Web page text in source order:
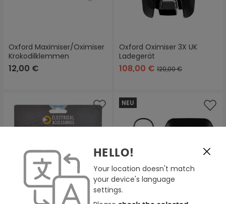
Oxford Maximiser/Oximiser
Krokodilklemmen
12,00 €
Oxford Oximiser 3X UK
Ladegerät
108,00 € 120,00 €
NEU
HELLO!
Your location doesn't match
your device's language
settings.